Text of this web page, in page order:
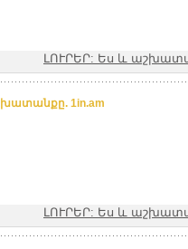
ԼՈՒՐԵՐ: Ես և
1in.am
ԼՈՒՐԵՐ: Ես և